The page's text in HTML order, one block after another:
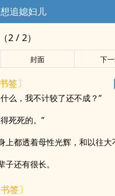
追媳妇儿
2 / 2）
封面 下
签〕
么，我不计较了还不成？”
死死的。”
都透着母性光辉，和以往大
还有很长。
签〕